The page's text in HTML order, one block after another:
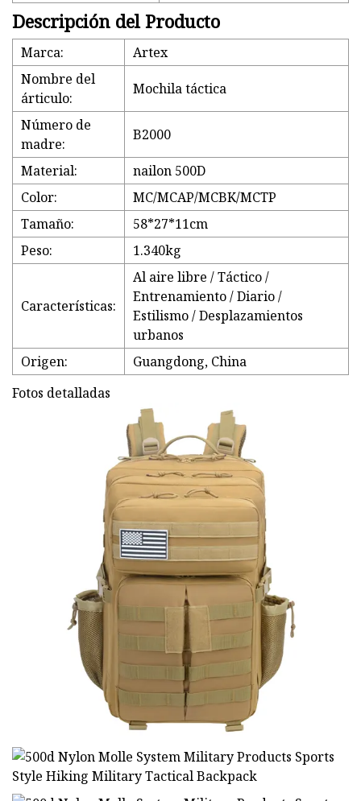
Descripción del Producto
Marca:
Artex
Nombre del
árticulo:
Mochila táctica
Número de
madre:
B2000
Material:
nailon 500D
Color:
MC/MCAP/MCBK/MCTP
Tamaño:
58*27*11cm
Peso:
1.340kg
Características:
Al aire libre / Táctico /
Entrenamiento / Diario /
Estilismo / Desplazamientos
urbanos
Origen:
Guangdong, China
Fotos detalladas